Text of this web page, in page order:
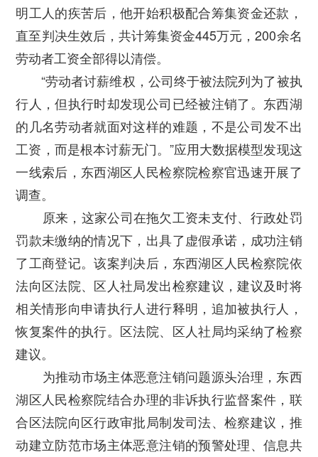
明工人的疾苦后，他开始积极配合筹集资金还款，
直至判决生效后，共计筹集资金445万元，200余名
劳动者工资全部得以清偿。
“劳动者讨薪维权，公司终于被法院列为了被执
行人，但执行时却发现公司已经被注销了。东西湖
的几名劳动者就面对这样的难题，不是公司发不出
工资，而是根本讨薪无门。”应用大数据模型发现这
一线索后，东西湖区人民检察院检察官迅速开展了
调查。
原来，这家公司在拖欠工资未支付、行政处罚
罚款未缴纳的情况下，出具了虚假承诺，成功注销
了工商登记。该案判决后，东西湖区人民检察院依
法向区法院、区人社局发出检察建议，建议及时将
相关情形向申请执行人进行释明，追加被执行人，
恢复案件的执行。区法院、区人社局均采纳了检察
建议。
为推动市场主体恶意注销问题源头治理，东西
湖区人民检察院结合办理的非诉执行监督案件，联
合区法院向区行政审批局制发司法、检察建议，推
动建立防范市场主体恶意注销的预警处理、信息共